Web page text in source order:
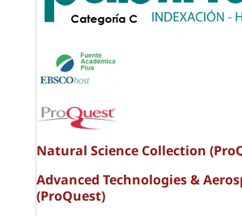
Natural Science Collection
Advanced Technologies &
(ProQuest)